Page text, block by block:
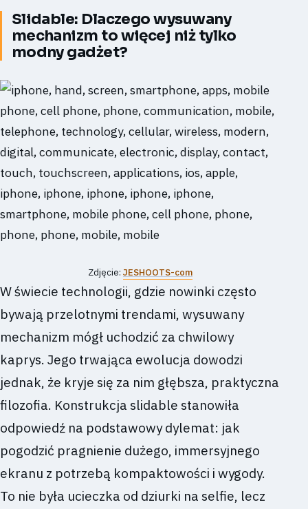
Slidable: Dlaczego wysuwany
mechanizm to więcej niż tylko
modny gadżet?
Zdjęcie: JESHOOTS-com
W świecie technologii, gdzie nowinki często
bywają przelotnymi trendami, wysuwany
mechanizm mógł uchodzić za chwilowy
kaprys. Jego trwająca ewolucja dowodzi
jednak, że kryje się za nim głębsza, praktyczna
filozofia. Konstrukcja slidable stanowiła
odpowiedź na podstawowy dylemat: jak
pogodzić pragnienie dużego, immersyjnego
ekranu z potrzebą kompaktowości i wygody.
To nie była ucieczka od dziurki na selfie, lecz